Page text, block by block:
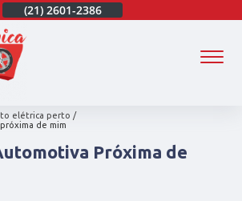
(21) 2601-2386
elétrica perto
de mim
Próxima de